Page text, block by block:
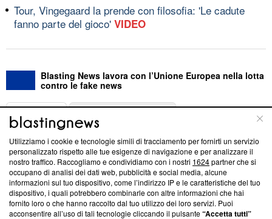
Tour, Vingegaard la prende con filosofia: 'Le cadute
fanno parte del gioco' VIDEO
Blasting News lavora con l’Unione Europea nella lotta
contro le fake news
ABOUT
Questa sezione offre informazioni trasparenti su Blasting
News, sui nostri processi editoriali e su come ci impegniamo a
creare news di qualità. Inoltre, afferma la nostra aderenza a
‘Trust Project - News with Integrity’Blasting News non è
ancora membro del programma, ma ha richiesto di farne
parte; Trust Project non ha ancora effettuato una verifica di
Utilizziamo i cookie e tecnologie simili di tracciamento per fornirti un servizio
personalizzato rispetto alle tue esigenze di navigazione e per analizzare il
nostro traffico. Raccogliamo e condividiamo con i nostri 1624partner che si
occupano di analisi dei dati web, pubblicità e social media, alcune
informazioni sul tuo dispositivo, come l’indirizzo IP e le caratteristiche del tuo
dispositivo, i quali potrebbero combinarle con altre informazioni che hai
fornito loro o che hanno raccolto dal tuo utilizzo dei loro servizi. Puoi
acconsentire all’uso di tali tecnologie cliccando il pulsante“Accetta tutti”